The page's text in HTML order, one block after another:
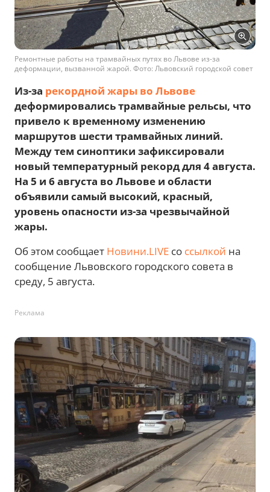
Ремонтные работы на трамвайных путях во Львове из-за
деформации, вызванной жарой. Фото: Львовский городской совет
Из-за рекордной жары во Львове
деформировались трамвайные рельсы, что
привело к временному изменению
маршрутов шести трамвайных линий.
Между тем синоптики зафиксировали
новый температурный рекорд для 4 августа.
На 5 и 6 августа во Львове и области
объявили самый высокий, красный,
уровень опасности из-за чрезвычайной
жары.
Об этом сообщает Новини.LIVE со ссылкой на
сообщение Львовского городского совета в
среду, 5 августа.
Реклама